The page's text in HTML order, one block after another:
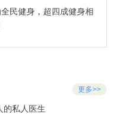
民健身，超四成健身相
更多>>